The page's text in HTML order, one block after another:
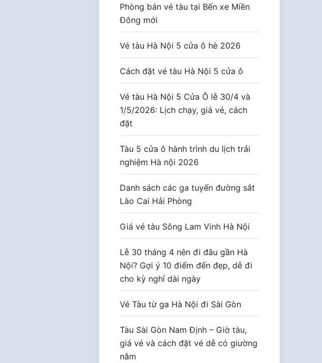
Phòng bán vé tàu tại Bến xe Miền
Đông mới
Vé tàu Hà Nội 5 cửa ô hè 2026
Cách đặt vé tàu Hà Nội 5 cửa ô
Vé tàu Hà Nội 5 Cửa Ô lễ 30/4 và
1/5/2026: Lịch chạy, giá vé, cách
đặt
Tàu 5 cửa ô hành trình du lịch trải
nghiệm Hà nội 2026
Danh sách các ga tuyến đường sắt
Lào Cai Hải Phòng
Giá vé tàu Sông Lam Vinh Hà Nội
Lễ 30 tháng 4 nên đi đâu gần Hà
Nội? Gợi ý 10 điểm đến đẹp, dễ đi
cho kỳ nghỉ dài ngày
Vé Tàu từ ga Hà Nội đi Sài Gòn
Tàu Sài Gòn Nam Định – Giờ tàu,
giá vé và cách đặt vé dễ có giường
nằm